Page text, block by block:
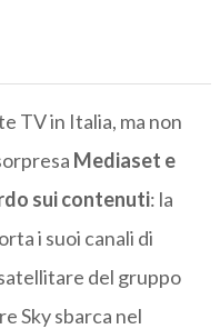
TV in Italia, ma non
Mediaset e
sui contenuti: la
i suoi canali di
del gruppo
Sky sbarca nel